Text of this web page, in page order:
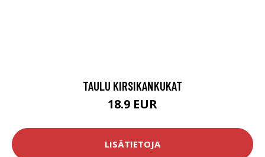
TAULU KIRSIKANKUKAT
18.9 EUR
LISÄTIETOJA